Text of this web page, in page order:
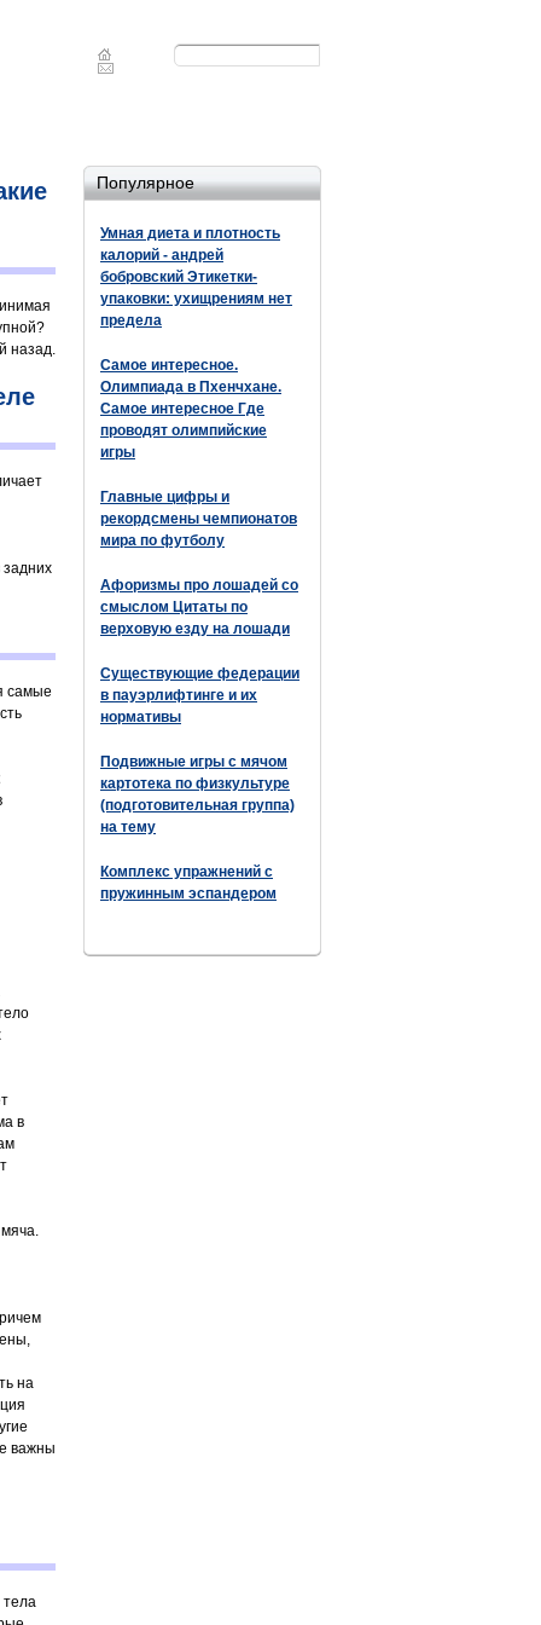
Форма
Поиск
Популярное
Умная диета и плотность
калорий - андрей
бобровский Этикетки-
упаковки: ухищрениям нет
предела
Самое интересное.
Олимпиада в Пхенчхане.
Самое интересное Где
проводят олимпийские
игры
Главные цифры и
рекордсмены чемпионатов
мира по футболу
Афоризмы про лошадей со
смыслом Цитаты по
верховую езду на лошади
Существующие федерации
в пауэрлифтинге и их
нормативы
Подвижные игры с мячом
картотека по физкультуре
(подготовительная группа)
на тему
Комплекс упражнений с
пружинным эспандером
назад.
самые
в
на
важны
тела